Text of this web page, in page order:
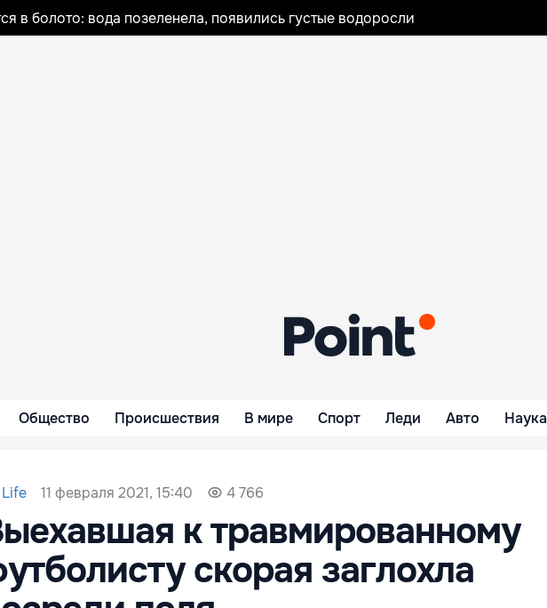
в болото: вода позеленела, появились густые водоросли
Общество Происшествия В мире Спорт Леди Авто Наука
Life 11 февраля 2021, 15:40 4 766
к травмированному
скорая заглохла